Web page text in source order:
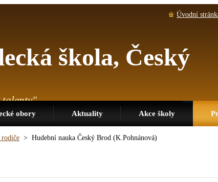
škola, Český
talenty"
obory Aktuality Akce školy
> Hudební nauka Český Brod (K.Pohnánová)
Úvodní